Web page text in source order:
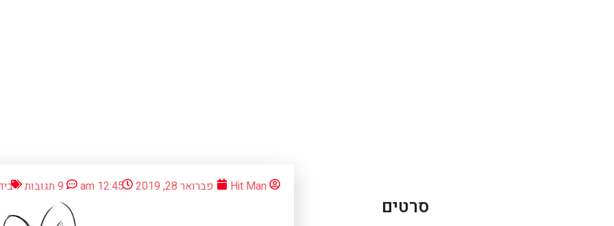
סרטים
Hit Man פברואר 28, 2019 12:45 am 9 תגובות